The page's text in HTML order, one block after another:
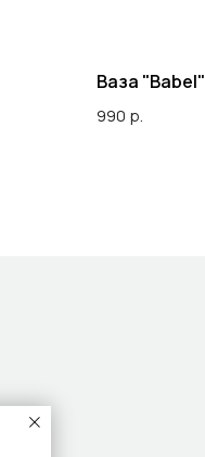
Ваза "Babel"
990 р.